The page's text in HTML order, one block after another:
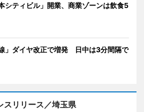
シティビル」開業、商業ゾーンは飲食5
」ダイヤ改正で増発 日中は3分間隔で
スリリース／埼玉県